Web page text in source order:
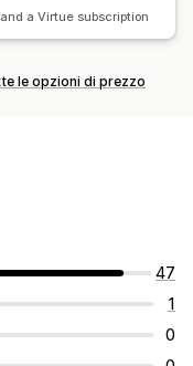
Campagne
a Virtue subscription
le opzioni di prezzo
47
1
0